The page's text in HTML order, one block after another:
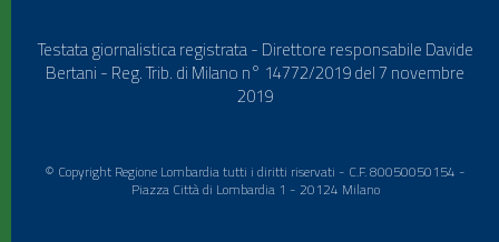
Testata giornalistica registrata - Direttore responsabile Davide
Bertani - Reg. Trib. di Milano n° 14772/2019 del 7 novembre
2019
© Copyright Regione Lombardia tutti i diritti riservati - C.F. 80050050154 -
Piazza Città di Lombardia 1 - 20124 Milano